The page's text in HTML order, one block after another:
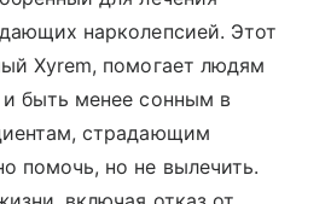
нарколепсией. Этот
Xyrem, помогает людям
и быть менее сонным в
страдающим
помочь, но не вылечить.